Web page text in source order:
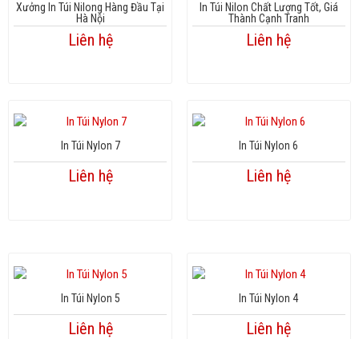
Xưởng In Túi Nilong Hàng Đầu Tại
Hà Nội
Liên hệ
In Túi Nilon Chất Lượng Tốt, Giá
Thành Cạnh Tranh
Liên hệ
In Túi Nylon 7
Liên hệ
In Túi Nylon 6
Liên hệ
In Túi Nylon 5
Liên hệ
In Túi Nylon 4
Liên hệ